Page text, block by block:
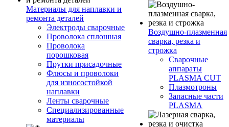
Материалы для наплавки и
ремонта деталей
Электроды сварочные
Проволока сплошная
Проволока
порошковая
Прутки присадочные
Флюсы и проволоки
для износостойкой
наплавки
Ленты сварочные
Специализированные
материалы
Воздушно-плазменная
сварка, резка и
строжка
Сварочные
аппараты
PLASMA CUT
Плазмотроны
Запасные части
PLASMA